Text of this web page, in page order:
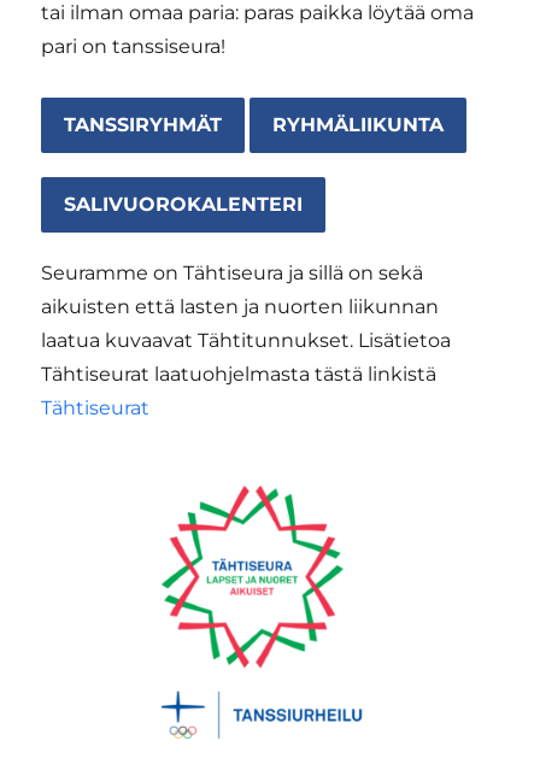
tai ilman omaa paria: paras paikka löytää oma
pari on tanssiseura!
TANSSIRYHMÄT RYHMÄLIIKUNTA
SALIVUOROKALENTERI
Seuramme on Tähtiseura ja sillä on sekä
aikuisten että lasten ja nuorten liikunnan
laatua kuvaavat Tähtitunnukset. Lisätietoa
Tähtiseurat laatuohjelmasta tästä linkistä
Tähtiseurat